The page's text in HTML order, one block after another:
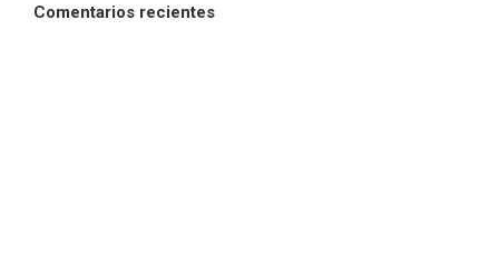
Comentarios recientes